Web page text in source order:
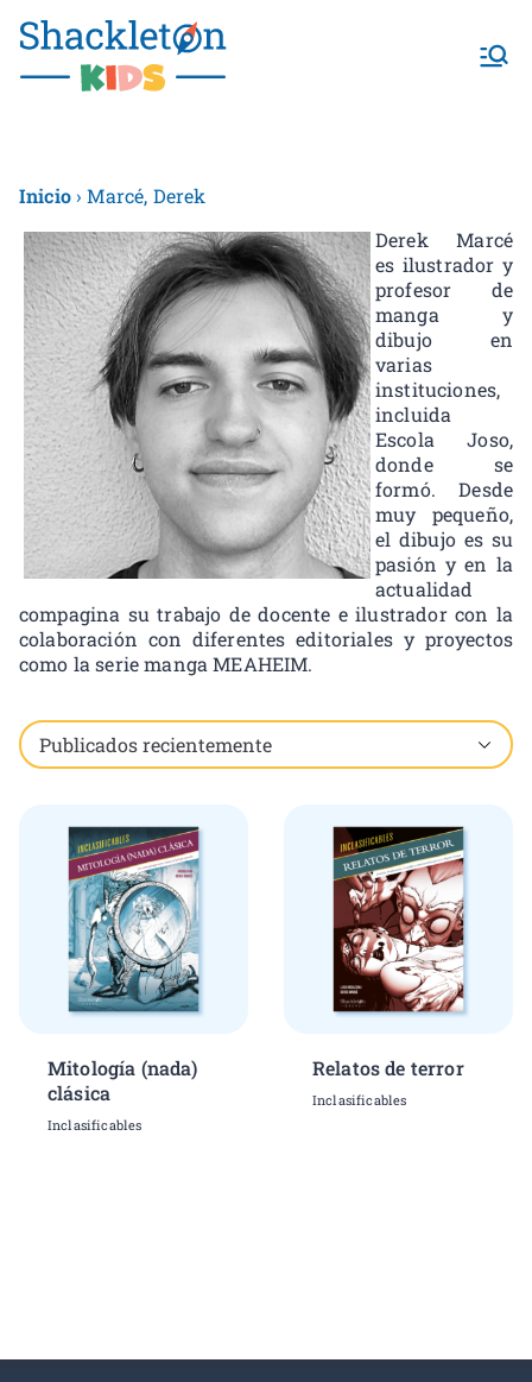
Shackletonk
Inicio› Marcé, Derek
Derek Marcé
es ilustrador y
profesor de
manga y
dibujo en
varias
instituciones,
incluida
Escola Joso,
donde se
formó. Desde
muy pequeño,
el dibujo es su
pasión y en la
actualidad
compagina su trabajo de docente e ilustrador con la
colaboración con diferentes editoriales y proyectos
como la serie manga MEAHEIM.
Mitología (nada)
clásica
Inclasificables
Relatos de terror
Inclasificables